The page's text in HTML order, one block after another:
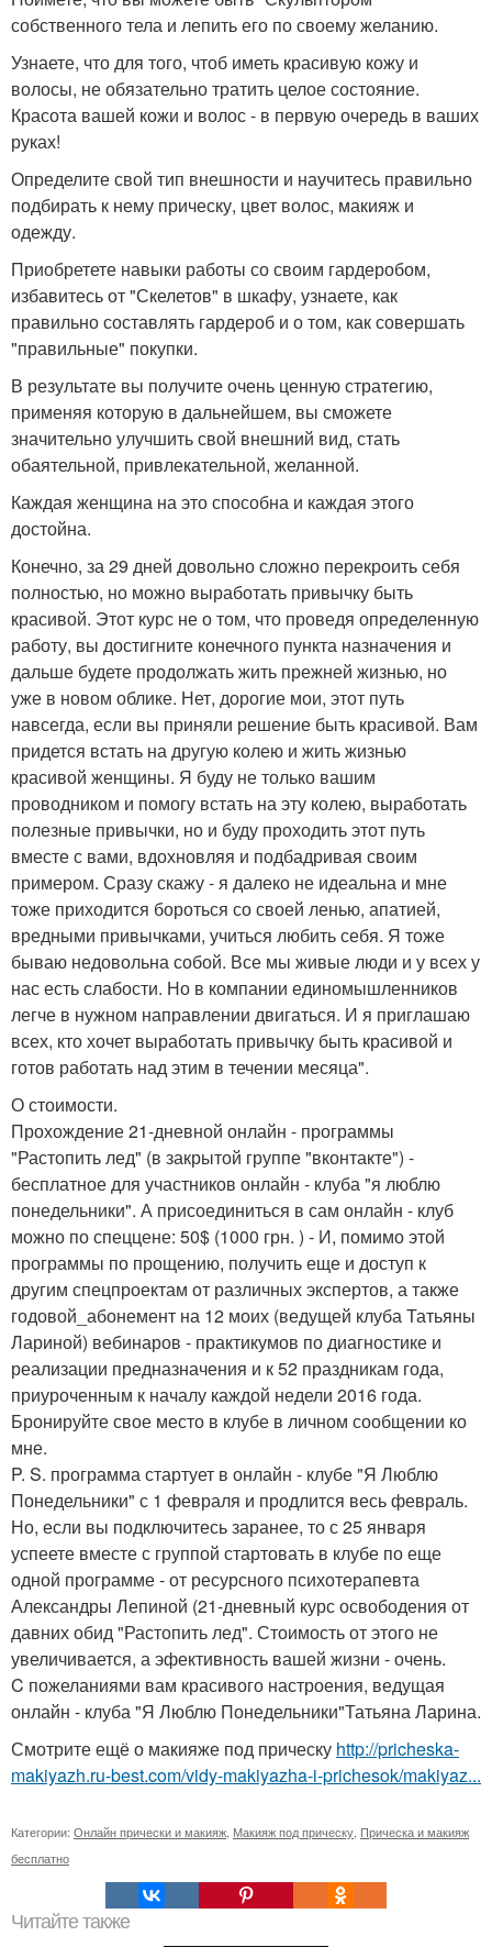
собственного тела и лепить его по своему желанию.
Узнаете, что для того, чтоб иметь красивую кожу и
волосы, не обязательно тратить целое состояние.
Красота вашей кожи и волос - в первую очередь в ваших
руках!
Определите свой тип внешности и научитесь правильно
подбирать к нему прическу, цвет волос, макияж и
одежду.
Приобретете навыки работы со своим гардеробом,
избавитесь от "Скелетов" в шкафу, узнаете, как
правильно составлять гардероб и о том, как совершать
"правильные" покупки.
В результате вы получите очень ценную стратегию,
применяя которую в дальнейшем, вы сможете
значительно улучшить свой внешний вид, стать
обаятельной, привлекательной, желанной.
Каждая женщина на это способна и каждая этого
достойна.
Конечно, за 29 дней довольно сложно перекроить себя
полностью, но можно выработать привычку быть
красивой. Этот курс не о том, что проведя определенную
работу, вы достигните конечного пункта назначения и
дальше будете продолжать жить прежней жизнью, но
уже в новом облике. Нет, дорогие мои, этот путь
навсегда, если вы приняли решение быть красивой. Вам
придется встать на другую колею и жить жизнью
красивой женщины. Я буду не только вашим
проводником и помогу встать на эту колею, выработать
полезные привычки, но и буду проходить этот путь
вместе с вами, вдохновляя и подбадривая своим
примером. Сразу скажу - я далеко не идеальна и мне
тоже приходится бороться со своей ленью, апатией,
вредными привычками, учиться любить себя. Я тоже
бываю недовольна собой. Все мы живые люди и у всех у
нас есть слабости. Но в компании единомышленников
легче в нужном направлении двигаться. И я приглашаю
всех, кто хочет выработать привычку быть красивой и
готов работать над этим в течении месяца".
О стоимости.
Прохождение 21-дневной онлайн - программы
"Растопить лед" (в закрытой группе "вконтакте") -
бесплатное для участников онлайн - клуба "я люблю
понедельники". А присоединиться в сам онлайн - клуб
можно по спеццене: 50$ (1000 грн. ) - И, помимо этой
программы по прощению, получить еще и доступ к
другим спецпроектам от различных экспертов, а также
годовой_абонемент на 12 моих (ведущей клуба Татьяны
Лариной) вебинаров - практикумов по диагностике и
реализации предназначения и к 52 праздникам года,
приуроченным к началу каждой недели 2016 года.
Бронируйте свое место в клубе в личном сообщении ко
мне.
P. S. программа стартует в онлайн - клубе "Я Люблю
Понедельники" с 1 февраля и продлится весь февраль.
Но, если вы подключитесь заранее, то с 25 января
успеете вместе с группой стартовать в клубе по еще
одной программе - от ресурсного психотерапевта
Александры Лепиной (21-дневный курс освободения от
давних обид "Растопить лед". Стоимость от этого не
увеличивается, а эфективность вашей жизни - очень.
C пожеланиями вам красивого настроения, ведущая
онлайн - клуба "Я Люблю Понедельники"Татьяна Ларина.
Смотрите ещё о макияже под прическу http://pricheska-
makiyazh.ru-best.com/vidy-makiyazha-i-prichesok/makiyaz...
Категории: Онлайн прически и макияж Макияж под прическу Прическа и макияж
бесплатно
Читайте также